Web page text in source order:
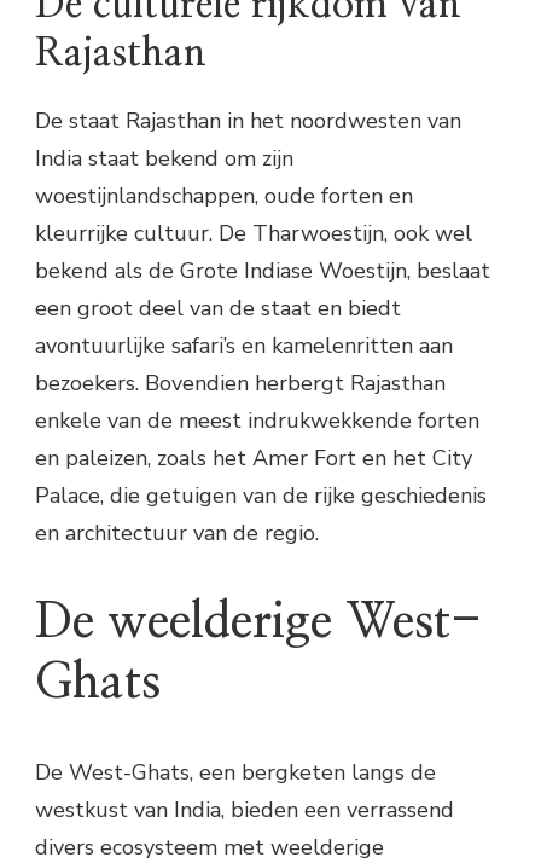
Rajasthan
De staat Rajasthan in het noordwesten van
India staat bekend om zijn
woestijnlandschappen, oude forten en
kleurrijke cultuur. De Tharwoestijn, ook wel
bekend als de Grote Indiase Woestijn, beslaat
een groot deel van de staat en biedt
avontuurlijke safari’s en kamelenritten aan
bezoekers. Bovendien herbergt Rajasthan
enkele van de meest indrukwekkende forten
en paleizen, zoals het Amer Fort en het City
Palace, die getuigen van de rijke geschiedenis
en architectuur van de regio.
De weelderige West-
Ghats
De West-Ghats, een bergketen langs de
westkust van India, bieden een verrassend
divers ecosysteem met weelderige